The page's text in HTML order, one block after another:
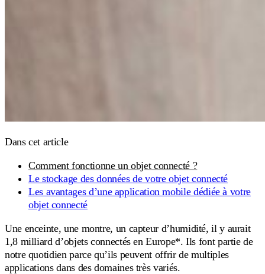
Dans cet article
Comment fonctionne un objet connecté ?
Le stockage des données de votre objet connecté
Les avantages d’une application mobile dédiée à votre
objet connecté
Une enceinte, une montre, un capteur d’humidité, il y aurait
1,8 milliard d’objets connectés en Europe*. Ils font partie de
notre quotidien parce qu’ils peuvent offrir de multiples
applications dans des domaines très variés.